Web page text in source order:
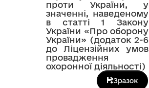
проти України, у
значенні, наведеному
в статті 1 Закону
України «Про оборону
України» (додаток 2-6
до Ліцензійних умов
провадження
охоронної діяльності)
Зразок